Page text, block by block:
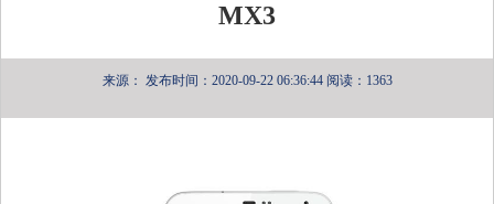
MX3
来源： 发布时间：2020-09-22 06:36:44 阅读：1363